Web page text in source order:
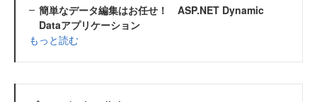
簡単なデータ編集はお任せ！ ASP.NET Dynamic
Dataアプリケーション
もっと読む